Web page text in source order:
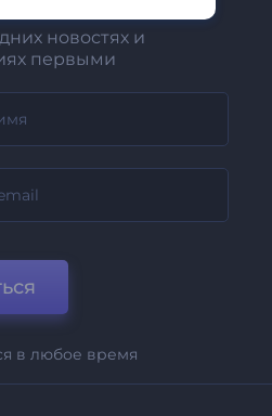
новостях и
первыми
в любое время